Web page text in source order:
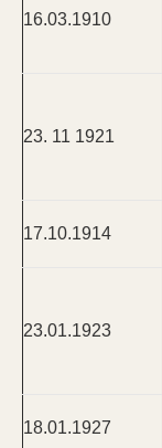
16.03.1910
23. 11 1921
17.10.1914
23.01.1923
18.01.1927